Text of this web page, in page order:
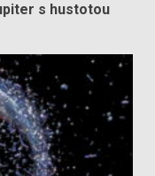
s hustotou